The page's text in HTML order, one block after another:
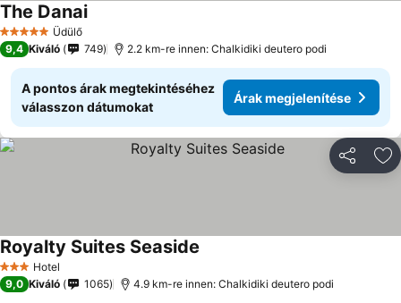
5 KategóriaÜdülő
The DanaiÁrak megjelenítése
9,4 Kiváló 749 2.2 km-re innen: Chalkidiki deutero podi
A pontos árak megtekintéséhez
válasszon dátumokat
Árak megjelenítése
3 Kategória
Hotel
Royalty Suites Seaside
9,0 Kiváló 1065 4.9 km-re innen: Chalkidiki deutero podi